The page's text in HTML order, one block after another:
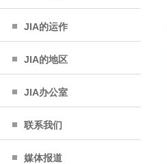
JIA的运作
JIA的地区
JIA办公室
联系我们
媒体报道